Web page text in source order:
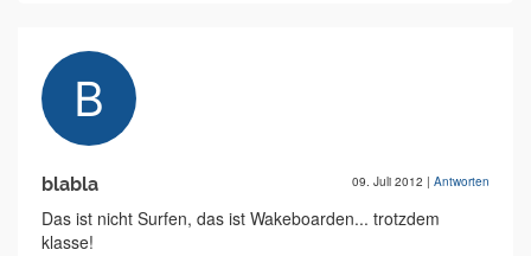
blabla 09. Juli 2012 | Antworten
Das ist nicht Surfen, das ist Wakeboarden... trotzdem
klasse!